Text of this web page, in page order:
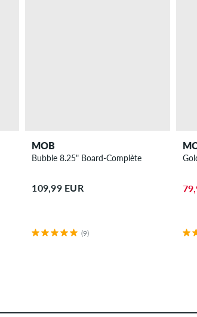
MOB
Bubble 8.25" Board-Complète
109,99 EUR
(9)